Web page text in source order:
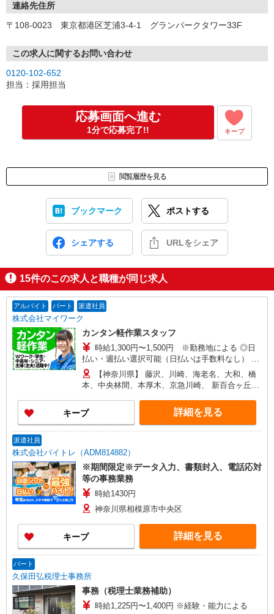
応募
↓
既にパーソルビジネスプロセスデザインにご登録済みの方は不要で
す。
※ご登録が無い方には当社よりオンライン登録のご案内をいたしま
す。
仕事紹介
面接（1回、1時間程度）
内定・採用
合否については1週間以内にご連絡させていただきます。
連絡先住所
〒108-0023 東京都港区芝浦3-4-1 グランパークタワー33F
この求人に関するお問い合わせ
0120-102-652
担当：採用担当
応募画面へ進む
1分で応募完了!! キープ
閲覧履歴を見る
ブックマーク ポストする
シェアする URLをシェア
15件のこの求人と職種が同じ求人
アルバイト パート 派遣社員
株式会社マイワーク
カンタン軽作業スタッフ
時給1,300円〜1,500円 ※勤務地による ◎日
払い・週払い選択可能（日払いは手数料なし） ◎
残業手当、リーダー手当、深夜手当あり！
【神奈川県】 藤沢、川崎、海老名、大和、橋
本、中央林間、本厚木、京急川崎、 新百合ヶ丘、
辺、他 他にも一都三県各地にあり。ご希望をお聞
かせください。 ☆送迎バス有／バイク・自転車通
勤OKなどの勤務地もアリ
キープ 詳細を見る
派遣社員
株式会社バイトレ（ADM814882）
※期間限定※データ入力、書類封入、電話応対
等の事務業務
時給1430円
神奈川県相模原市中央区
キープ 詳細を見る
パート
久保田弘税理士事務所
事務（税理士業務補助）
時給1,225円〜1,400円 ※経験・能力による